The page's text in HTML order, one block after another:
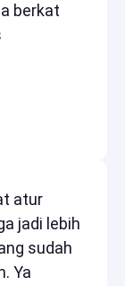
berkat
atur
jadi lebih
sudah
Ya